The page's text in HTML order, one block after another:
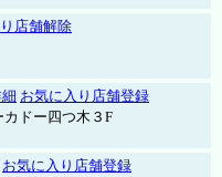
店舗解除
お気に入り店舗登録
ドー四つ木３F
お気に入り店舗登録